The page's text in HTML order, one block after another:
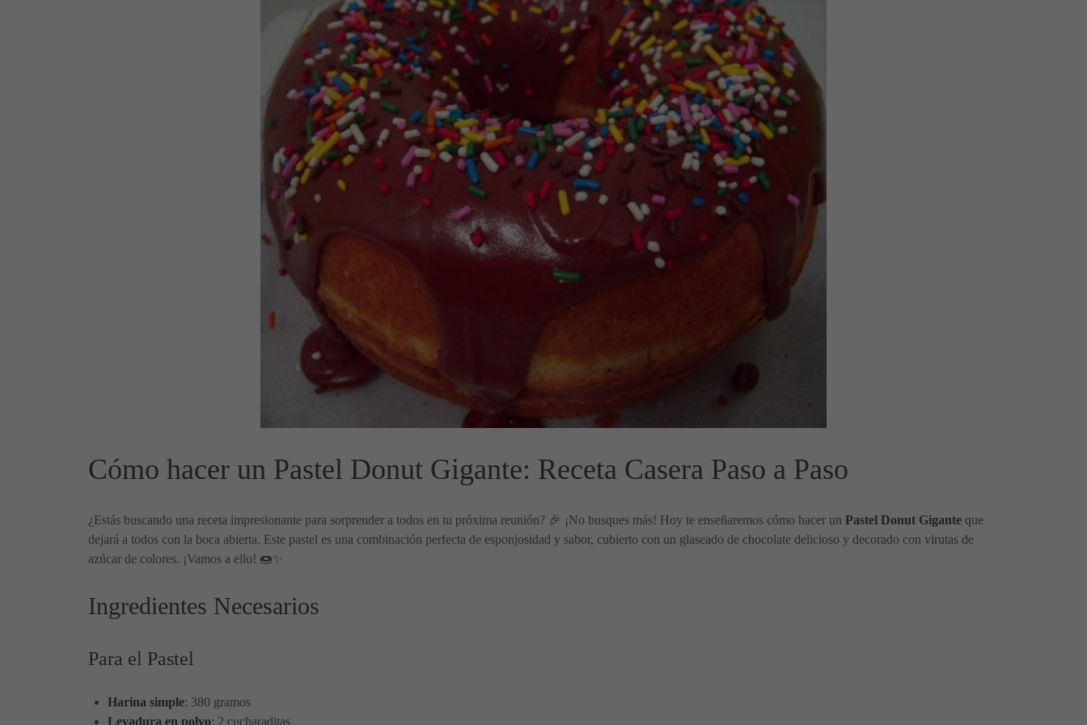
Cómo hacer un Pastel Donut Gigante: Receta Casera Paso a Paso
¿Estás buscando una receta impresionante para sorprender a todos en tu próxima reunión? 🎉 ¡No busques más! Hoy te enseñaremos cómo hacer un Pastel Donut Gigante que
dejará a todos con la boca abierta. Este pastel es una combinación perfecta de esponjosidad y sabor, cubierto con un glaseado de chocolate delicioso y decorado con virutas de
azúcar de colores. ¡Vamos a ello! 🍩✨
Ingredientes Necesarios
Para el Pastel
Harina simple: 380 gramos
Levadura en polvo: 2 cucharaditas